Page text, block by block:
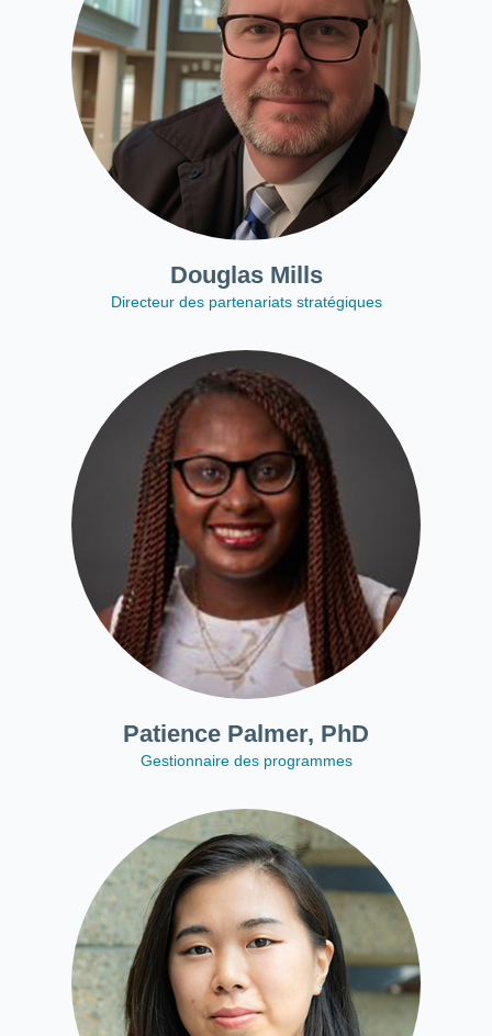
Douglas Mills
Directeur des partenariats stratégiques
Patience Palmer, PhD
Gestionnaire des programmes